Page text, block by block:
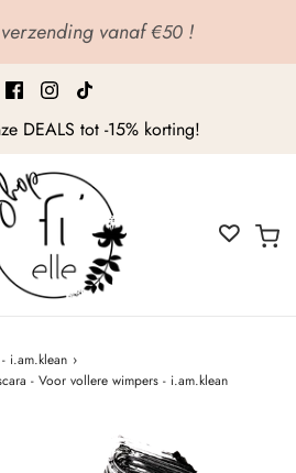
vanaf €50 !
DEALS tot -15% korting!
i.am.klean ›
- Voor vollere wimpers - i.am.klean